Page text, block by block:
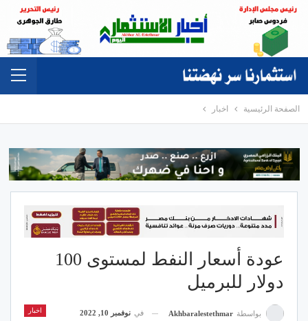
الصفحة الرئيسية اخبار
عودة أسعار النفط لمستوى 100
دولار للبرميل
اخبار بواسطة Akhbaralestethmar في نوفمبر 10, 2022